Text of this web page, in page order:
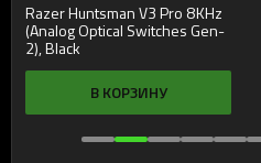
Razer Huntsman V3 Pro 8KHz
(Analog Optical Switches Gen-
2), Black
В КОРЗИНУ